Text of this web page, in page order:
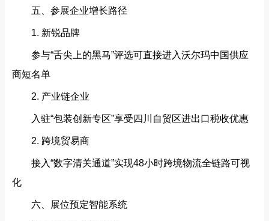
五、参展企业增长路径‌
1. 新锐品牌‌
参与“舌尖上的黑马”评选可直接进入沃尔玛中国供应
商短名单
2. 产业链企业‌
入驻“包装创新专区”享受四川自贸区进出口税收优惠
2. 跨境贸易商‌
接入“数字清关通道”实现48小时跨境物流全链路可视
化
六、展位预定智能系统‌